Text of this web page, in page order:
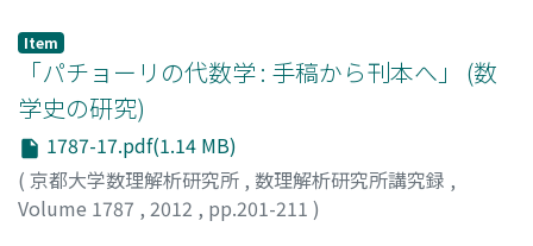
Item
「パチョーリの代数学 : 手稿から刊本へ」 (数
学史の研究)
1787-17.pdf(1.14 MB)
( 京都大学数理解析研究所 , 数理解析研究所講究録 ,
Volume 1787 , 2012 , pp.201-211 )